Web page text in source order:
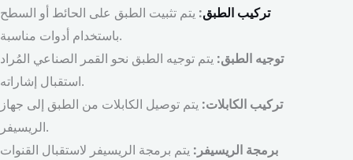
تركيب الطبق: يتم تثبيت الطبق على الحائط أو السطح
باستخدام أدوات مناسبة.
توجيه الطبق: يتم توجيه الطبق نحو القمر الصناعي المُراد
استقبال إشاراته.
تركيب الكابلات: يتم توصيل الكابلات من الطبق إلى جهاز
الريسيفر.
برمجة الريسيفر: يتم برمجة الريسيفر لاستقبال القنوات